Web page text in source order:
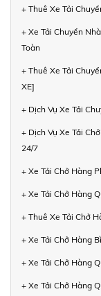
+ Thuê Xe Tải
+ Xe Tải Chuyển
Toàn
+ Thuê Xe Tải
XE]
+ Dịch Vụ Xe Tải
+ Dịch Vụ Xe Tải
24/7
+ Xe Tải Chở Hàng
+ Xe Tải Chở Hàng
+ Thuê Xe Tải Chở
+ Xe Tải Chở Hàng
+ Xe Tải Chở Hàng
+ Xe Tải Chở Hàng